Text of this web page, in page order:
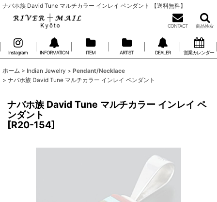
ナバホ族 David Tune マルチカラー インレイ ペンダント 【送料無料】
CONTACT 商品検索
Instagram INFORMATION ITEM ARTIST DEALER 営業カレンダー
ホーム > Indian Jewelry > Pendant/Necklace
> ナバホ族 David Tune マルチカラー インレイ ペンダント
ナバホ族 David Tune マルチカラー インレイ ペ
ンダント
[R20-154]